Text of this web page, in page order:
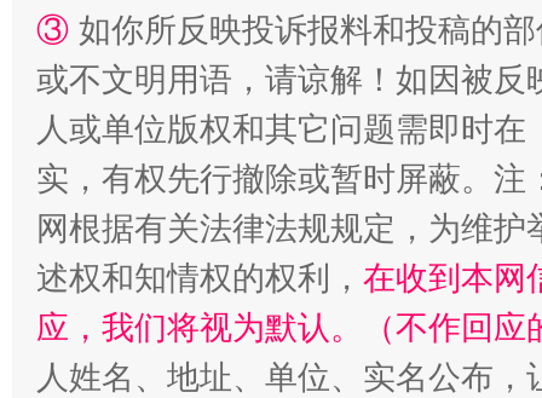
扯下公款旅游的“隐身衣” 如何以
“蜀中异人”王建安的艺术幻境
③ 如你所反映投诉报料和投稿的
或不文明用语，请谅解！如因被
人或单位版权和其它问题需即时在
实，有权先行撤除或暂时屏蔽。
网根据有关法律法规规定，为维
述权和知情权的权利， 在收到本网
应，我们将视为默认。（不作回应
人姓名、地址、单位、实名公布